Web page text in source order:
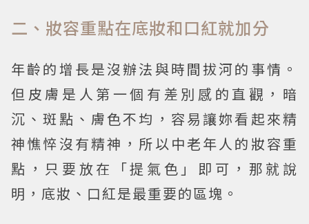
二、妝容重點在底妝和口紅就加分
年齡的增長是沒辦法與時間拔河的事情。
但皮膚是人第一個有差別感的直觀，暗
沉、斑點、膚色不均，容易讓妳看起來精
神憔悴沒有精神，所以中老年人的妝容重
點，只要放在「提氣色」即可，那就說
明，底妝、口紅是最重要的區塊。